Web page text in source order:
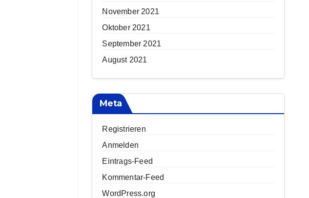
November 2021
Oktober 2021
September 2021
August 2021
Meta
Registrieren
Anmelden
Eintrags-Feed
Kommentar-Feed
WordPress.org